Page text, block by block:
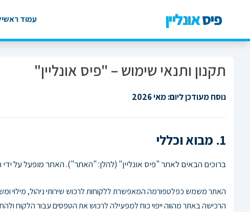
פיסאונליין עמוד ראשי
תקנון ותנאי שימוש – "פיס אונליין"
נוסח מעודכן ליום: מאי 2026
1. מבוא וכללי
ברוכים הבאים לאתר "פיס אונליין" (להלן: "האתר"). האתר מופעל על
האתר משמש כפלטפורמה המאפשרת ללקוחות לרכוש שירותי ניהול, מילוי
הרכישה באתר מהווה ייפוי כוח למפעילה לרכוש את הטפסים עבור הלקוח